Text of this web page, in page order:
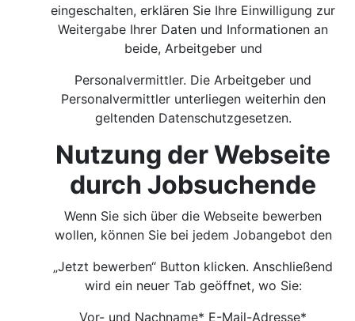
eingeschalten, erklären Sie Ihre Einwilligung zur
Weitergabe Ihrer Daten und Informationen an
beide, Arbeitgeber und
Personalvermittler. Die Arbeitgeber und
Personalvermittler unterliegen weiterhin den
geltenden Datenschutzgesetzen.
Nutzung der Webseite
durch Jobsuchende
Wenn Sie sich über die Webseite bewerben
wollen, können Sie bei jedem Jobangebot den
„Jetzt bewerben“ Button klicken. Anschließend
wird ein neuer Tab geöffnet, wo Sie:
Vor- und Nachname* E-Mail-Adresse*